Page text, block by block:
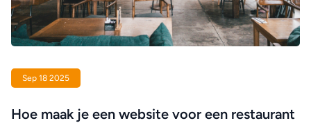
Sep 18 2025
Hoe maak je een website voor een restaurant